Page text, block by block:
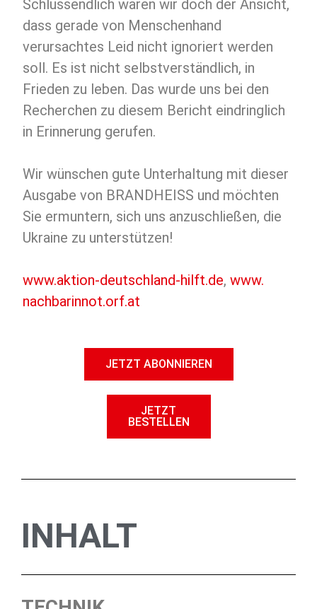
Schlussendlich waren wir doch der Ansicht,
dass gerade von Menschenhand
verursachtes Leid nicht ignoriert werden
soll. Es ist nicht selbstverständlich, in
Frieden zu leben. Das wurde uns bei den
Recherchen zu diesem Bericht eindringlich
in Erinnerung gerufen.
Wir wünschen gute Unterhaltung mit dieser
Ausgabe von BRANDHEISS und möchten
Sie ermuntern, sich uns anzuschließen, die
Ukraine zu unterstützen!
www.aktion-deutschland-hilft.de, www.
nachbarinnot.orf.at
JETZT ABONNIEREN
JETZT
BESTELLEN
INHALT